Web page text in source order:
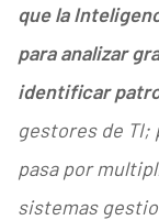
que la
para analizar
identificar
gestores de TI;
pasa por
sistemas